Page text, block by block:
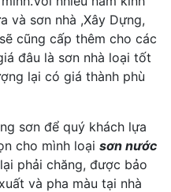
và sơn nhà ,Xây Dựng,
cũng cấp thêm cho các
đâu là sơn nhà loại tốt
lại có giá thành phù
sơn để quý khách lựa
cho mình loại sơn nước
phải chăng, được bảo
và pha màu tại nhà